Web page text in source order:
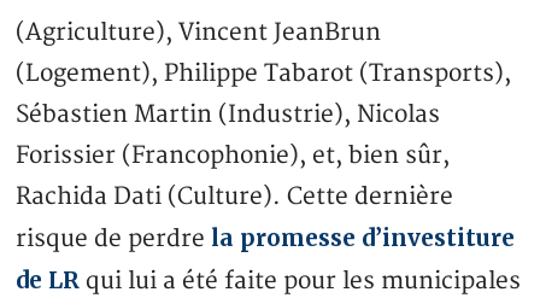
(Agriculture), Vincent JeanBrun
(Logement), Philippe Tabarot (Transports),
Sébastien Martin (Industrie), Nicolas
Forissier (Francophonie), et, bien sûr,
Rachida Dati (Culture). Cette dernière
risque de perdre la promesse d’investiture
de LR qui lui a été faite pour les municipales